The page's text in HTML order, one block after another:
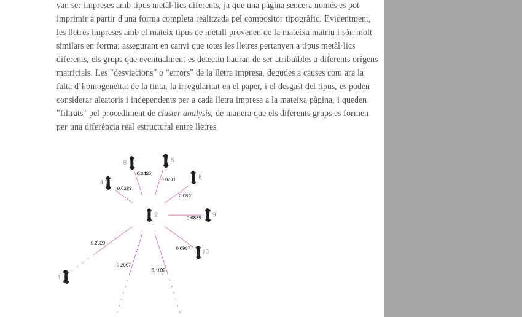
van ser impreses amb tipus metàl·lics diferents, ja que una pàgina sencera només es pot
imprimir a partir d'una forma completa realitzada pel compositor tipogràfic. Evidentment,
les lletres impreses amb el mateix tipus de metall provenen de la mateixa matriu i són molt
similars en forma; assegurant en canvi que totes les lletres pertanyen a tipus metàl·lics
diferents, els grups que eventualment es detectin hauran de ser atribuïbles a diferents orígens
matricials. Les “desviacions” o “errors” de la lletra impresa, degudes a causes com ara la
falta d’homogeneïtat de la tinta, la irregularitat en el paper, i el desgast del tipus, es poden
considerar aleatoris i independents per a cada lletra impresa a la mateixa pàgina, i queden
"filtrats" pel procediment de cluster analysis, de manera que els diferents grups es formen
per una diferència real estructural entre lletres.